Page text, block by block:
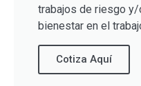
trabajos de riesgo
bienestar en el
Cotiza Aquí